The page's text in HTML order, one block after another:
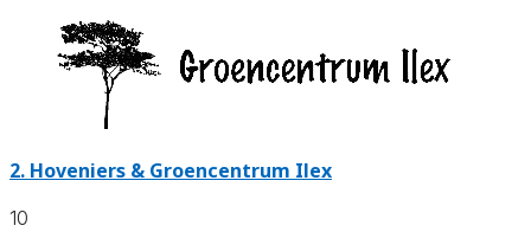
2. Hoveniers & Groencentrum Ilex
10